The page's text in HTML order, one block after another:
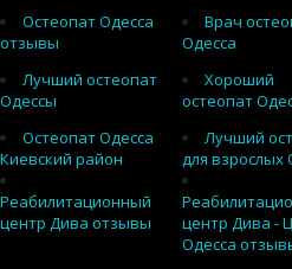
Остеопат Одесса
отзывы
Врач
Одесса
Лучший остеопат
Одессы
Хороший
остеопат
Остеопат Одесса
Киевский район
Лучший
для взрослых
Реабилитационный
центр Дива отзывы
центр Дива -
Одесса